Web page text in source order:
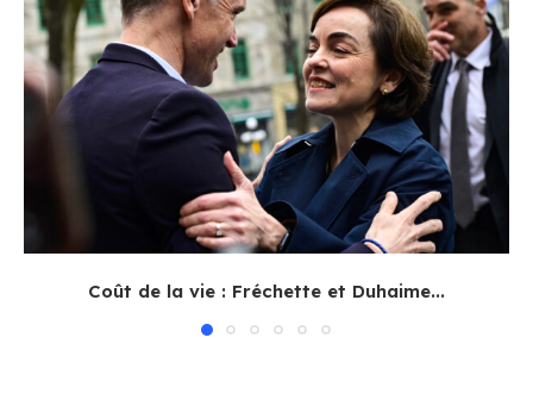
Coût de la vie : Fréchette et Duhaime...